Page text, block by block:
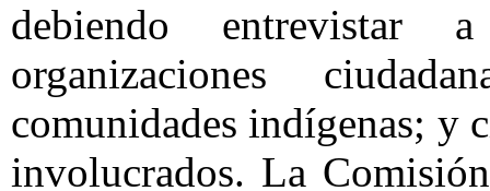
debiendo entrevistar
organizaciones
comunidades indígenas; y
involucrados. La